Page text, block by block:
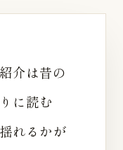
介は昔の
に読む
れるかが